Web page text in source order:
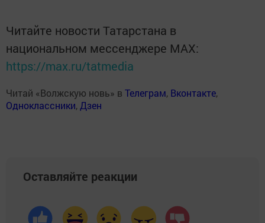
Читайте новости Татарстана в
национальном мессенджере MАХ:
https://max.ru/tatmedia
Читай «Волжскую новь» в Телеграм, Вконтакте,
Одноклассники,Дзен
Оставляйте реакции